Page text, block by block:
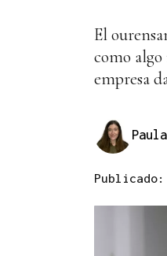
El
como algo
empresa
Publicado: